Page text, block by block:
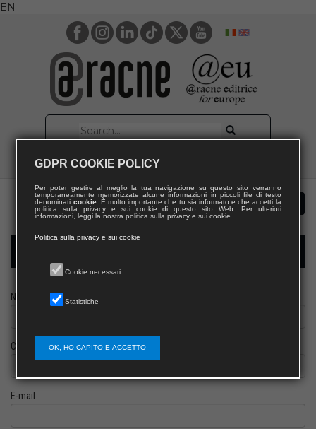
EN
Nome
Cognome
E-mail
GDPR COOKIE POLICY
Per poter gestire al meglio la tua navigazione su questo sito verranno
temporaneamente memorizzate alcune informazioni in piccoli file di testo
denominati cookie. È molto importante che tu sia informato e che accetti la
politica sulla privacy e sui cookie di questo sito Web. Per ulteriori
informazioni, leggi la nostra politica sulla privacy e sui cookie.
Politica sulla privacy e sui cookie
Cookie necessari
Statistiche
OK, HO CAPITO E ACCETTO